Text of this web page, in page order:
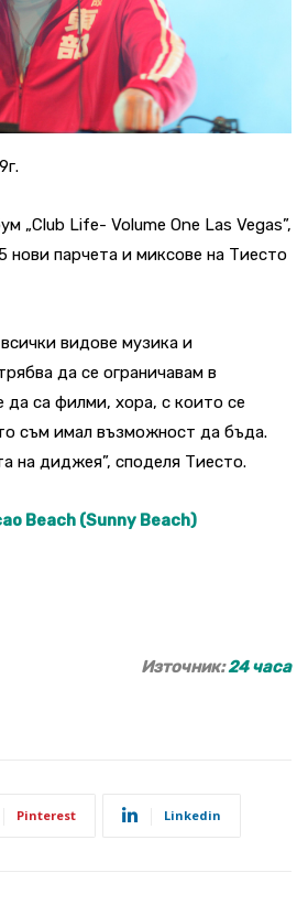
„Club Life- Volume One Las Vegas”,
нови парчета и миксове на Тиесто
видове музика и
да се ограничавам в
са филми, хора, с които се
съм имал възможност да бъда.
на диджея”, споделя Тиесто.
Beach (Sunny Beach)
Източник:24 часа
Pinterest Linkedin